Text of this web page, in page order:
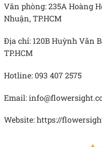
Văn phòng: 235A Hoàng
Nhuận, TP.HCM
Địa chỉ: 120B Huỳnh Văn
TP.HCM
Hotline: 093 407 2575
Email:
Website: https://